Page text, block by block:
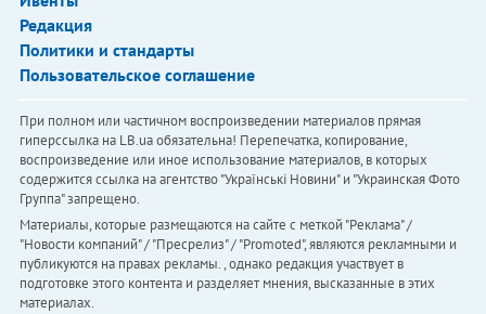
Редакция
Политики и стандарты
Пользовательское соглашение
При полном или частичном воспроизведении материалов прямая
гиперссылка на LB.ua обязательна! Перепечатка, копирование,
воспроизведение или иное использование материалов, в которых
содержится ссылка на агентство "Українськi Новини" и "Украинская Фото
Группа" запрещено.
Материалы, которые размещаются на сайте с меткой "Реклама" /
"Новости компаний" / "Пресрелиз" / "Promoted", являются рекламными и
публикуются на правах рекламы. , однако редакция участвует в
подготовке этого контента и разделяет мнения, высказанные в этих
материалах.